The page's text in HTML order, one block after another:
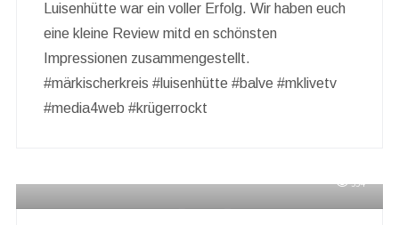
Luisenhütte war ein voller Erfolg. Wir haben euch
eine kleine Review mitd en schönsten
Impressionen zusammengestellt.
#märkischerkreis #luisenhütte #balve #mklivetv
#media4web #krügerrockt
554